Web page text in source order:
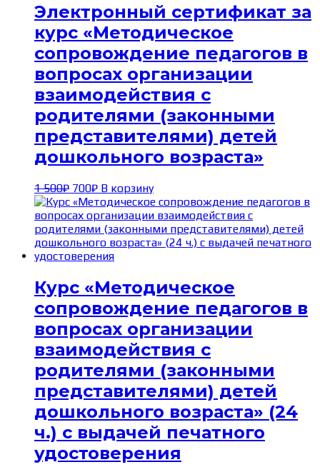
Электронный сертификат за
курс «Методическое
сопровождение педагогов в
вопросах организации
взаимодействия с
родителями (законными
представителями) детей
дошкольного возраста»
1 500₽ Первоначальная
цена
составляла
1 500₽.
700₽Текущая
цена:
700₽.
В корзину
Курс «Методическое
сопровождение педагогов в
вопросах организации
взаимодействия с
родителями (законными
представителями) детей
дошкольного возраста» (24
ч.) с выдачей печатного
удостоверения